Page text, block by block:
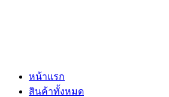
หน้าแรก
สินค้าทั้งหมด